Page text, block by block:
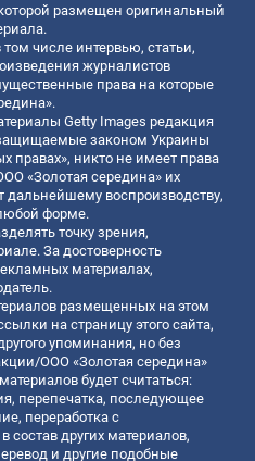
размещен оригинальный
числе интервью, статьи,
журналистов
права на которые
Getty Images редакция
законом Украины
правах», никто не имеет права
«Золотая середина» их
дальнейшему воспроизводству,
форме.
точку зрения,
За достоверность
материалах,
размещенных на этом
на страницу этого сайта,
упоминания, но без
ООО «Золотая середина»
будет считаться:
перепечатка, последующее
переработка с
других материалов,
и другие подобные